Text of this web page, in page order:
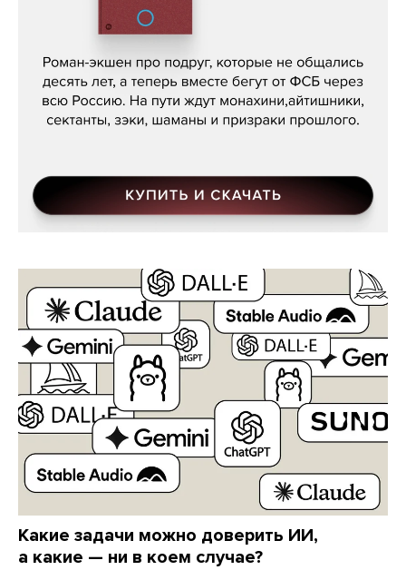
Кира Ярмыш, «Тут недалеко»
Какие задачи можно доверить ИИ,
а какие — ни в коем случае?